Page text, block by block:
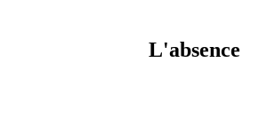
L'absence